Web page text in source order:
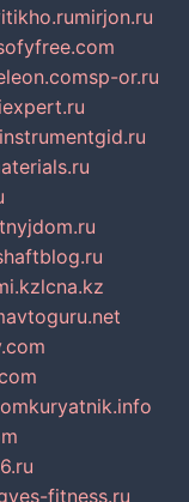
mirjon.ru
sp-or.ru
instrumentgid.ru
lcna.kz
avtoguru.net
kuryatnik.info
yes-fitness.ru